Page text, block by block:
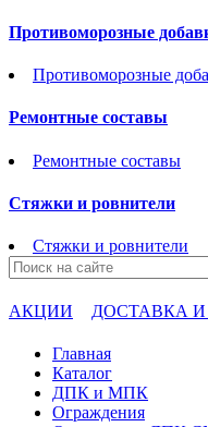
Противоморозные
Противоморозные
Ремонтные составы
Ремонтные составы
Стяжки и ровнители
Стяжки и ровнители
АКЦИИ ДОСТАВКА
Главная
Каталог
ДПК и МПК
Ограждения